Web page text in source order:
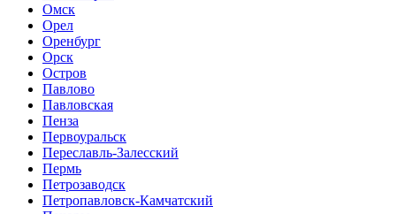
Омск
Орел
Оренбург
Орск
Остров
Павлово
Павловская
Пенза
Первоуральск
Переславль-Залесский
Пермь
Петрозаводск
Петропавловск-Камчатский